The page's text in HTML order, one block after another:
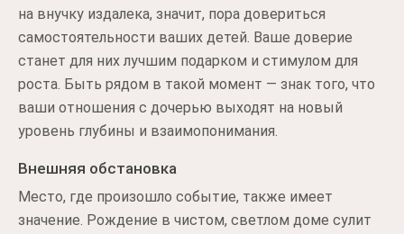
на внучку издалека, значит, пора довериться
самостоятельности ваших детей. Ваше доверие
станет для них лучшим подарком и стимулом для
роста. Быть рядом в такой момент — знак того, что
ваши отношения с дочерью выходят на новый
уровень глубины и взаимопонимания.
Внешняя обстановка
Место, где произошло событие, также имеет
значение. Рождение в чистом, светлом доме сулит